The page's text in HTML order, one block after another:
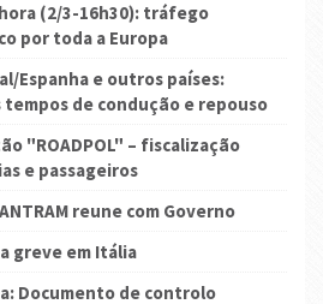
(2/3-16h30): tráfego
por toda a Europa
Espanha e outros países:
tempos de condução e repouso
"ROADPOL" – fiscalização
e passageiros
reune com Governo
greve em Itália
Documento de controlo